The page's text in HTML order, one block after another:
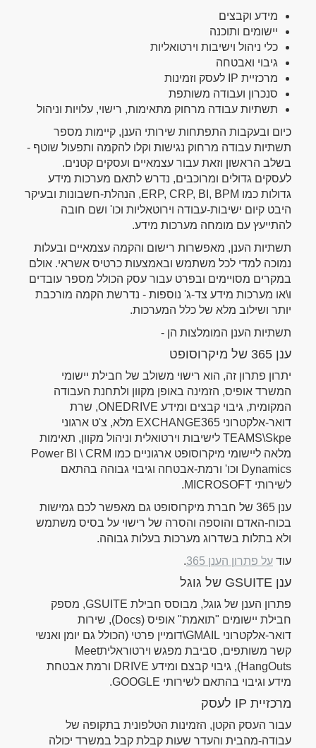
מידע וקבצים
יישומים ותוכנה
כלי ניהול וישיבות וירטואליות
גיבוי ואבטחה
מרכזיית IP לעסק וזמינות
סנכרון ועבודה משותפת
תשתיות עבודה מרחוק מתאימות, רישוי, עלויות וניהול
כיום ובעקבות התפתחות שירותי הענן, קיימות מספר
תשתיות עבודה מרחוק נגישות וקלו להקמה ותפעול שוטף -
בשלב הראשון וזאת עבור עצמאיים ועסקים קטנים.
לעסקים גדולים ומרוכבים, נדרש לתאם מערכות מידע
גדולות כמו ERP, CRP, BI, BPM, הנהלת-חשבונות ובעיקר
היבט קיום ישיבות-עבודה וירוטאליות וכו' ושם חובה
להתייעץ עם מומחה מערכות מידע.
תשתיות הענן, מאפשרות רישום והקמה עצמאיים ובעלות
נמוכה למדי לכל משתמש ובאמצעות כרטיס אשראי. אולם
במקרים מסויימים ובפרט עבור עסק הכולל מספר עובדים
ו\או מערכות מידע צד-ג' נוספות - נדרשת הקמה מורכבת
יותר ושילוב מלא של כלל המערכות.
תשתיות הענן המומלצות הן -
ענן 365 של מיקרוסופט
יתרון פתרון זה, הוא רישוי משולב של חבילת יישומי
המשרד אופיס, הזמינה באופן מקוון ולתחנת העבודה
המקומית, גיבוי קבצים ומידע ONEDRIVE, שרת
דואר-אלקטרוני EXCHANGE365 מלא, צ'ט ארגוני
TEAMS\Skpe לישיבות וירטואלית וניהול מקוון, תאימות
מלאה ליישומי מיקרוסופט ארגוניים כמו Power BI \ CRM
Dynamics וכו' ורמת-אבטחה וגיבוי גבוהה בהתאם
לשירותי MICROSOFT.
ענן 365 של חברת מיקרוסופט גם מאפשר לכם גמישות
בכוח-האדם והוספה והסרה של רישוי על בסיס משתמש
ולא בתלות בשדרוג מערכות בעלות גבוהה.
עוד על פתרון הענן 365 .
ענן GSUITE של גוגל
פתרון הענן של גוגל, מבוסס חבילת GSUITE, מספק
חבילת יישומים "תואמת" אופיס (Docs), שירות
דואר-אלקטרוני GMAIL\דומיין פרטי (הכולל גם יומן ואנשי
קשר משותפים, סביבת מפגש וירטוראליתMeet
HangOuts), גיבוי קבצם ומידע DRIVE ורמת אבטחת
מידע וגיבוי בהתאם לשירותי GOOGLE.
מרכזיית IP לעסק
עבור העסק הקטן, הזמינות הטלפונית בתקופה של
עבודה-מהבית והעדר שעות קבלת קבל במשרד יכולה